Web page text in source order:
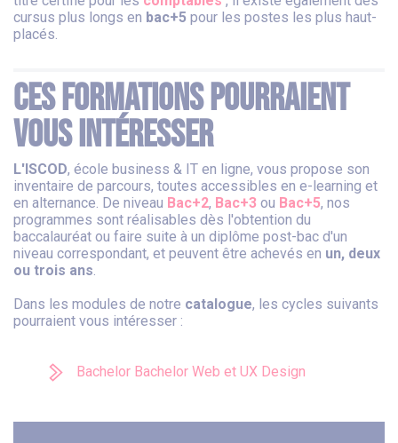
cursus plus longs en bac+5 pour les postes les plus haut-
placés.
Ces formations pourraient
vous intéresser
L'ISCOD, école business & IT en ligne, vous propose son
inventaire de parcours, toutes accessibles en e-learning et
en alternance. De niveau Bac+2, Bac+3 ou Bac+5, nos
programmes sont réalisables dès l'obtention du
baccalauréat ou faire suite à un diplôme post-bac d'un
niveau correspondant, et peuvent être achevés en un, deux
ou trois ans.
Dans les modules de notre catalogue, les cycles suivants
pourraient vous intéresser :
Bachelor Bachelor Web et UX Design